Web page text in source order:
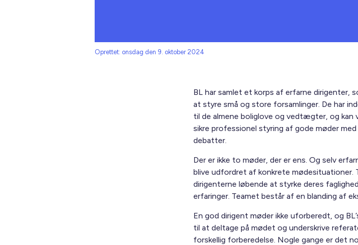
Oprettet: onsdag den 9. oktober 2024
BL har samlet et korps af erfarne dirigenter,
at styre små og store forsamlinger. De har
til de almene boliglove og vedtægter, og kan
sikre professionel styring af gode møder
debatter.
Der er ikke to møder, der er ens. Og selv
blive udfordret af konkrete mødesituationer.
dirigenterne løbende at styrke deres
erfaringer. Teamet består af en blanding af
En god dirigent møder ikke uforberedt, og
til at deltage på mødet og underskrive
forskellig forberedelse. Nogle gange er det